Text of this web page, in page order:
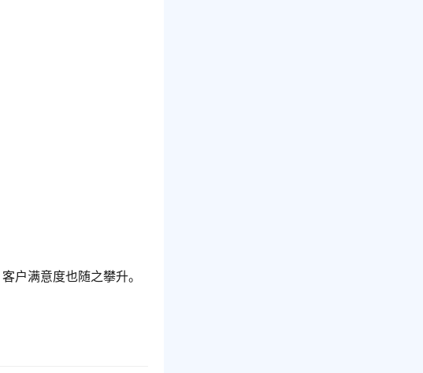
户满意度也随之攀升。